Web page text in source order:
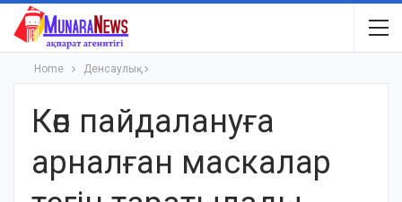
Home Денсаулық
Көп пайдалануға
арналған маскалар